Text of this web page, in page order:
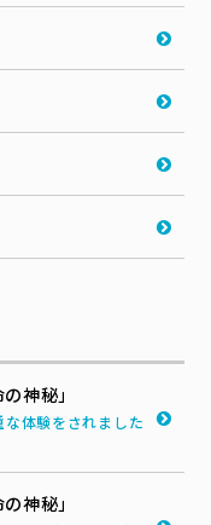
神秘」
体験をされました
神秘」